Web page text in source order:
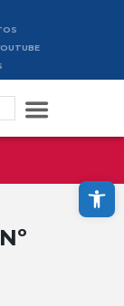
Abrir a barra de ferramentas